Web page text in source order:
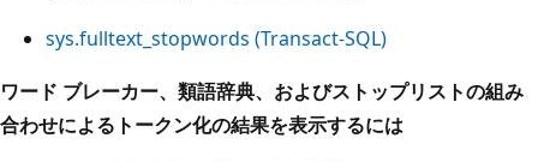
sys.fulltext_stopwords (Transact-SQL)
ワード ブレーカー、類語辞典、およびストップリストの組み
合わせによるトークン化の結果を表示するには